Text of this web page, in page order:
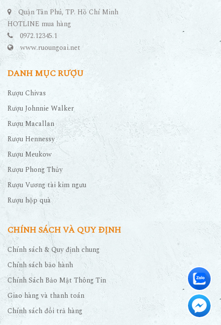
Quận Tân Phú, TP. Hồ Chí Minh
HOTLINE mua hàng
0972.12345.1
www.ruoungoai.net
DANH MỤC RƯỢU
Rượu Chivas
Rượu Johnnie Walker
Rượu Macallan
Rượu Hennessy
Rượu Meukow
Rượu Phong Thủy
Rượu Vương tài kim ngưu
Rượu hộp quà
CHÍNH SÁCH VÀ QUY ĐỊNH
Chính sách & Quy định chung
Chính sách bảo hành
Chính Sách Bảo Mật Thông Tin
Giao hàng và thanh toán
Chính sách đổi trả hàng